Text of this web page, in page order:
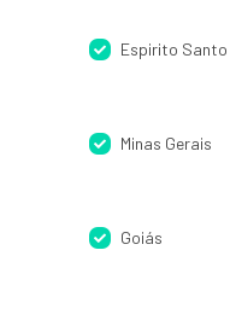
Espirito Santo
Minas Gerais
Goiás